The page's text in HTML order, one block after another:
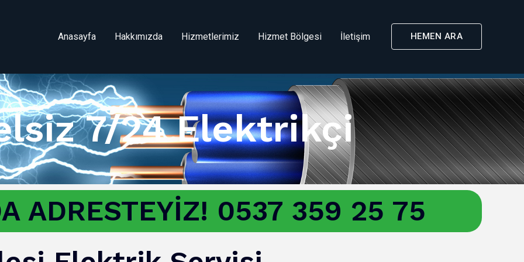
Anasayfa
Hakkımızda Hizmetlerimiz Hizmet Bölgesi İletişim HEMEN ARA
7/24 Elektrikçi
ADRESTEYİZ! 0537 359 25 75